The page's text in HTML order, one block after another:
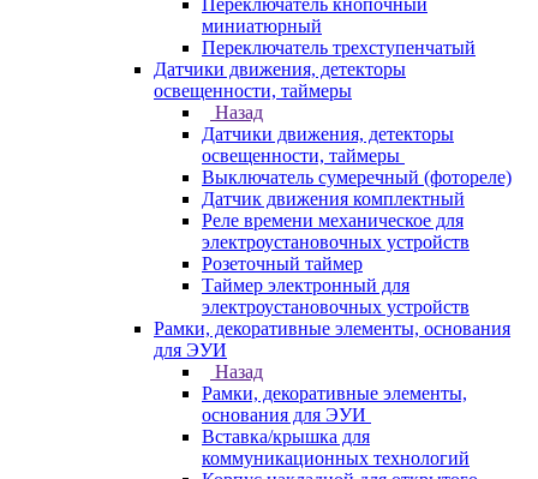
Переключатель кнопочный
миниатюрный
Переключатель трехступенчатый
Датчики движения, детекторы
освещенности, таймеры
Назад
Датчики движения, детекторы
освещенности, таймеры
Выключатель сумеречный (фотореле)
Датчик движения комплектный
Реле времени механическое для
электроустановочных устройств
Розеточный таймер
Таймер электронный для
электроустановочных устройств
Рамки, декоративные элементы, основания
для ЭУИ
Назад
Рамки, декоративные элементы,
основания для ЭУИ
Вставка/крышка для
коммуникационных технологий